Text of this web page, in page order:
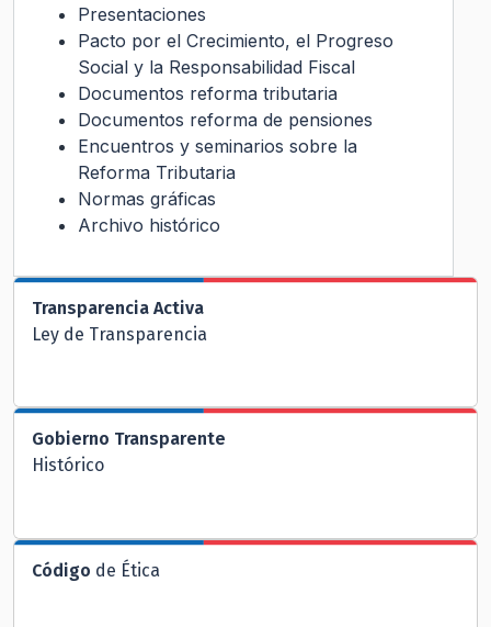
Presentaciones
Pacto por el Crecimiento, el Progreso
Social y la Responsabilidad Fiscal
Documentos reforma tributaria
Documentos reforma de pensiones
Encuentros y seminarios sobre la
Reforma Tributaria
Normas gráficas
Archivo histórico
Transparencia Activa
Ley de Transparencia
Gobierno Transparente
Histórico
Código de Ética